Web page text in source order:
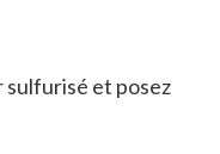
sulfurisé et posez